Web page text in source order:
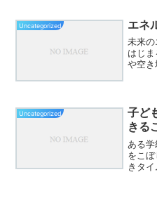
るで
Uncategorized エネ
未来
はじ
や空き
たら
Uncategorized
子ど
きる
ある
をこ
きタ